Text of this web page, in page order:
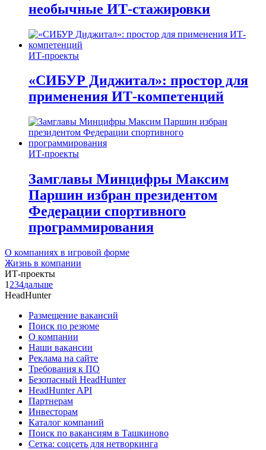
необычные ИТ‑стажировки
ИТ-проекты
«СИБУР Диджитал»: простор для
применения ИТ-компетенций
ИТ-проекты
Замглавы Минцифры Максим
Паршин избран президентом
Федерации спортивного
программирования
О компаниях в игровой форме
Жизнь в компании
ИТ-проекты
1 234дальше
HeadHunter
Размещение вакансий
Поиск по резюме
О компании
Наши вакансии
Реклама на сайте
Требования к ПО
Безопасный HeadHunter
HeadHunter API
Партнерам
Инвесторам
Каталог компаний
Поиск по вакансиям в Ташкиново
Сетка: соцсеть для нетворкинга